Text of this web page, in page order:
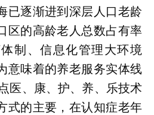
已逐渐进到深层人口老龄
区的高龄老人总数占有率
制、信息化管理大环境
意味着的养老服务实体线
医、康、护、养、乐技术
式的主要，在认知症老年